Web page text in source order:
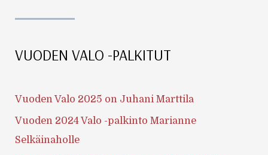
VUODEN VALO -PALKITUT
Vuoden Valo 2025 on Juhani Marttila
Vuoden 2024 Valo -palkinto Marianne
Selkäinaholle